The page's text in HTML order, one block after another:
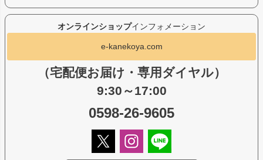
オンラインショップインフォメーション
e-kanekoya.com
（宅配便お届け・専用ダイヤル）
9:30～17:00
0598-26-9605